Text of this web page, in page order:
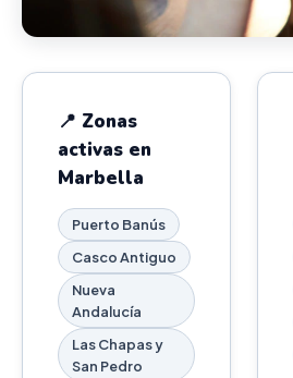
📍 Zonas
activas en
Marbella
Puerto Banús
Casco Antiguo
Nueva
Andalucía
Las Chapas y
San Pedro